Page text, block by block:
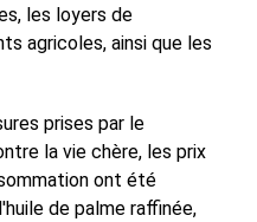
les loyers de
agricoles, ainsi que les
prises par le
la vie chère, les prix
ont été
de palme raffinée,